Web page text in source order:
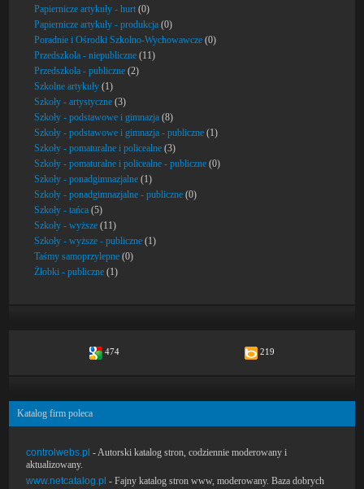
Papiernicze artykuły - hurt (0)
Papiernicze artykuły - produkcja (0)
Poradnie i Ośrodki Szkolno-Wychowawcze (0)
Przedszkola - niepubliczne (11)
Przedszkola - publiczne (2)
Szkolne artykuły (1)
Szkoły - artystyczne (3)
Szkoły - podstawowe i gimnazja (8)
Szkoły - podstawowe i gimnazja - publiczne (1)
Szkoły - pomaturalne i policealne (3)
Szkoły - pomaturalne i policealne - publiczne (0)
Szkoły - ponadgimnazjalne (1)
Szkoły - ponadgimnazjalne - publiczne (0)
Szkoły - tańca (5)
Szkoły - wyższe (11)
Szkoły - wyższe - publiczne (1)
Taśmy samoprzylepne (0)
Żłobki - publiczne (1)
474 219
Katalog firm poleca
controlwebs.pl - Autorski katalog stron, codziennie moderowany i
aktualizowany.
www.netcatalog.pl - Fajny katalog stron www, moderowany. Baza dobrych